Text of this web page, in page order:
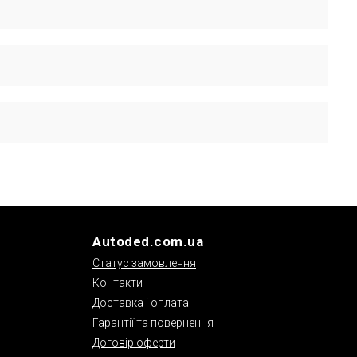
Autoded.com.ua
Статус замовлення
Контакти
Доставка і оплата
Гарантії та повернення
Договір оферти